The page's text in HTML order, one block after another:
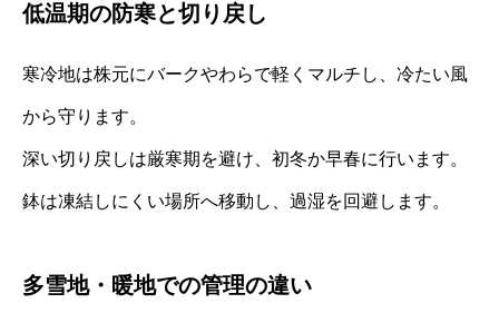
低温期の防寒と切り戻し
寒冷地は株元にバークやわらで軽くマルチし、冷たい風
から守ります。
深い切り戻しは厳寒期を避け、初冬か早春に行います。
鉢は凍結しにくい場所へ移動し、過湿を回避します。
多雪地・暖地での管理の違い